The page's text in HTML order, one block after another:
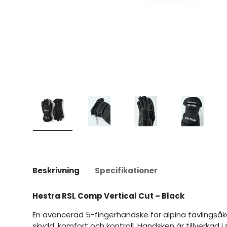
Beskrivning Specifikationer
Hestra RSL Comp Vertical Cut – Black
En avancerad 5-fingerhandske för alpina